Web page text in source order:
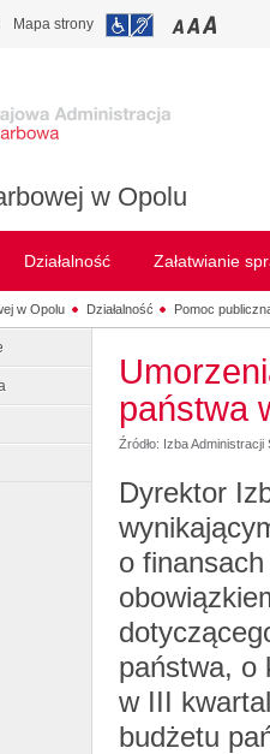
Mapa strony
w Opolu
Działalność Załatwianie
w Opolu Działalność Pomoc
państwa
Źródło: Izba
Dyrektor
o
państwa, o
w III
budżetu